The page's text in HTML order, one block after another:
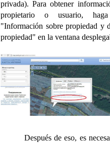
privada). Para obtener
propietario o usuario,
"Información sobre propiedad y
propiedad" en la ventana
Después de eso, es